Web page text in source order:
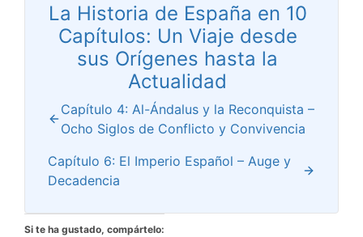
La Historia de España en 10
Capítulos: Un Viaje desde
sus Orígenes hasta la
Actualidad
Capítulo 4: Al-Ándalus y la Reconquista –
Ocho Siglos de Conflicto y Convivencia
Capítulo 6: El Imperio Español – Auge y
Decadencia
Si te ha gustado, compártelo: